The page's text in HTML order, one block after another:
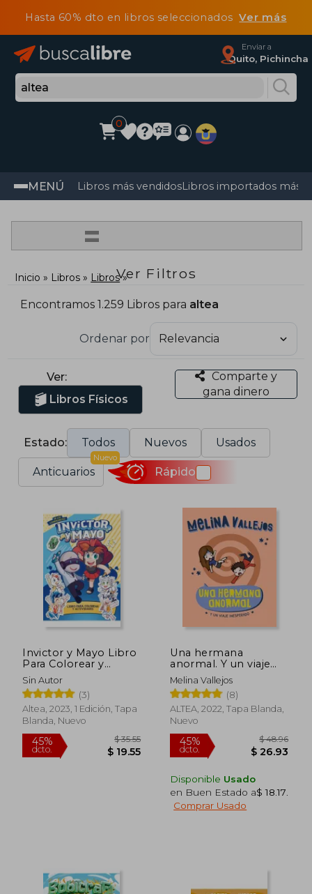
Hasta 60% dto en libros seleccionadosVer más
Enviar a
Quito, Pichincha
0
MENÚ Libros más vendidosLibros importados más
=
Ver Filtros
Inicio Libros Libros
Encontramos 1.259 Libros para altea
Ordenar por
Ver:
Libros Físicos
Comparte y
gana dinero
Estado: Todos Nuevos Usados
Anticuarios
Nuevo
Rápido
Invictor y Mayo Libro
Para Colorear y
Actividades
Sin Autor
(3)
Altea, 2023, 1 Edición, Tapa
Blanda, Nuevo
Una hermana
anormal. Y un viaje
inesperado
Melina Vallejos
(8)
ALTEA, 2022, Tapa Blanda,
Nuevo
Disponible Usado
en Buen Estado a$ 18.17
Comprar Usado